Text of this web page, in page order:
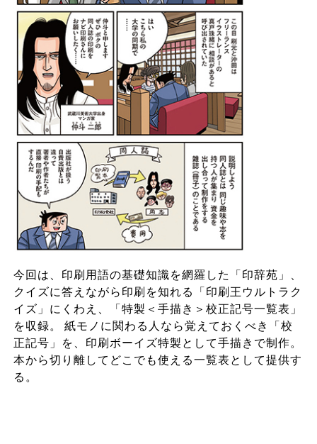
今回は、印刷用語の基礎知識を網羅した「印辞苑」、
クイズに答えながら印刷を知れる「印刷王ウルトラク
イズ」にくわえ、「特製＜手描き＞校正記号一覧表」
を収録。 紙モノに関わる人なら覚えておくべき「校
正記号」を、印刷ボーイズ特製として手描きで制作。
本から切り離してどこでも使える一覧表として提供す
る。